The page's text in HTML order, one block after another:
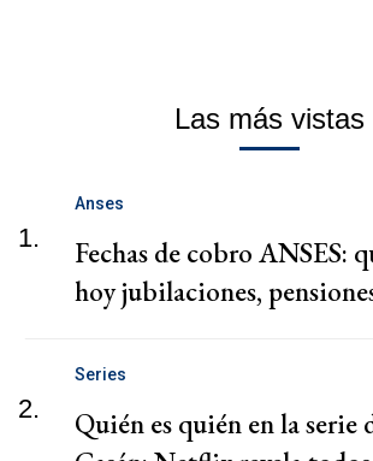
Las más vistas
1.
Anses
Fechas de cobro ANSES:
hoy jubilaciones,
2.
Series
Quién es quién en la serie